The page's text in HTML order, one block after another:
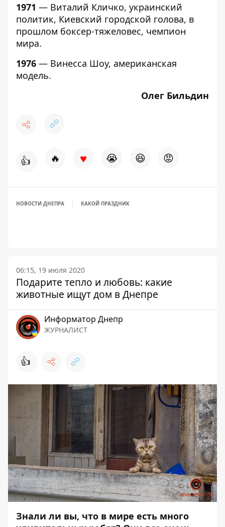
1971 — Виталий Кличко, украинский
политик, Киевский городской голова, в
прошлом боксер-тяжеловес, чемпион
мира.
1976 — Винесса Шоу, американская
модель.
Олег Бильдин
👍 🔥 ♥ 😭 😆 😡
НОВОСТИ ДНЕПРА КАКОЙ ПРАЗДНИК
06:15, 19 июля 2020
Подарите тепло и любовь: какие
животные ищут дом в Днепре
Информатор Днепр
ЖУРНАЛИСТ
👍
Знали ли вы, что в мире есть много